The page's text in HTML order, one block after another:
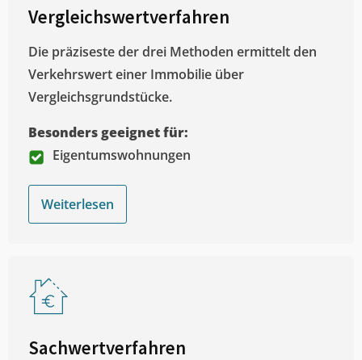
Vergleichswertverfahren
Die präziseste der drei Methoden ermittelt den
Verkehrswert einer Immobilie über
Vergleichsgrundstücke.
Besonders geeignet für:
Eigentumswohnungen
Weiterlesen
Sachwertverfahren